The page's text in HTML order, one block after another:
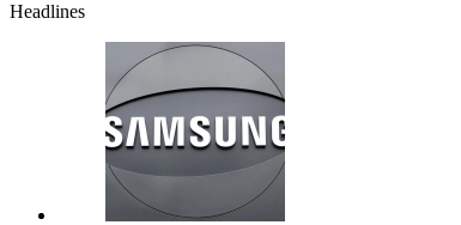
Headlines